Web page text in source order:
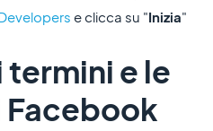
e clicca su "Inizia"
e le